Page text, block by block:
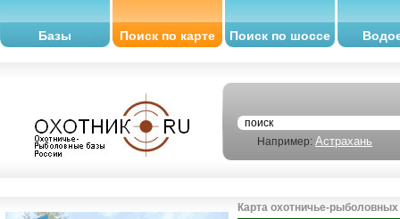
Базы Поиск по карте Поиск по шоссе
Например: Астрахань
Карта охотничье-